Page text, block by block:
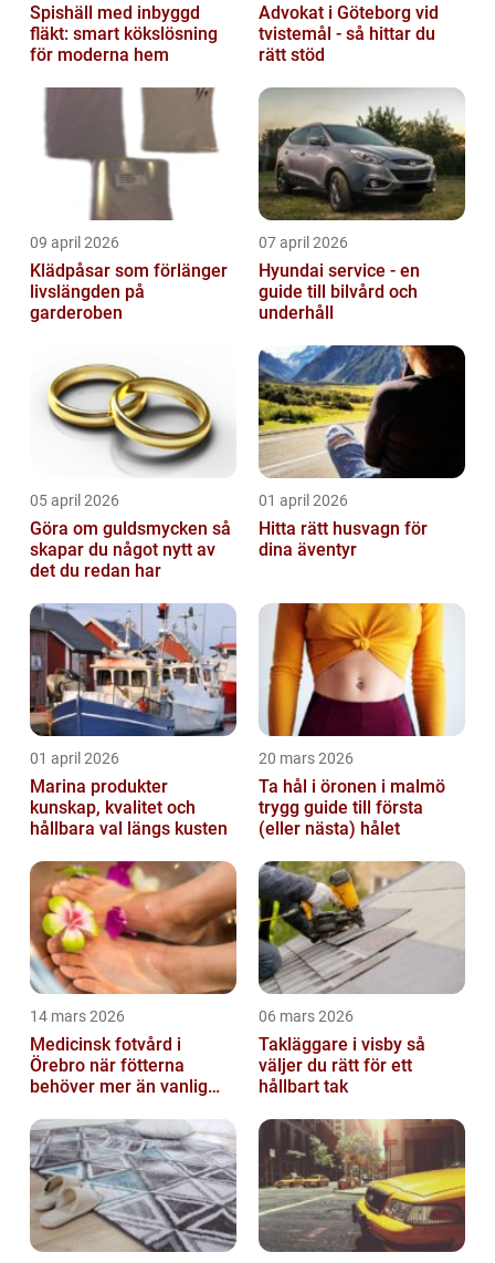
Spishäll med inbyggd
fläkt: smart kökslösning
för moderna hem
Advokat i Göteborg vid
tvistemål - så hittar du
rätt stöd
09 april 2026
Klädpåsar som förlänger
livslängden på
garderoben
07 april 2026
Hyundai service - en
guide till bilvård och
underhåll
05 april 2026
Göra om guldsmycken så
skapar du något nytt av
det du redan har
01 april 2026
Hitta rätt husvagn för
dina äventyr
01 april 2026
Marina produkter
kunskap, kvalitet och
hållbara val längs kusten
20 mars 2026
Ta hål i öronen i malmö
trygg guide till första
(eller nästa) hålet
14 mars 2026
Medicinsk fotvård i
Örebro när fötterna
behöver mer än vanlig
06 mars 2026
Takläggare i visby så
väljer du rätt för ett
hållbart tak